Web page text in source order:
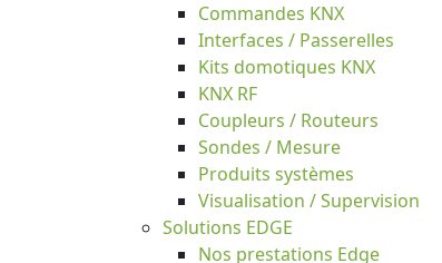
Commandes KNX
Interfaces / Passerelles
Kits domotiques KNX
KNX RF
Coupleurs / Routeurs
Sondes / Mesure
Produits systèmes
Visualisation / Supervision
Solutions EDGE
Nos prestations Edge